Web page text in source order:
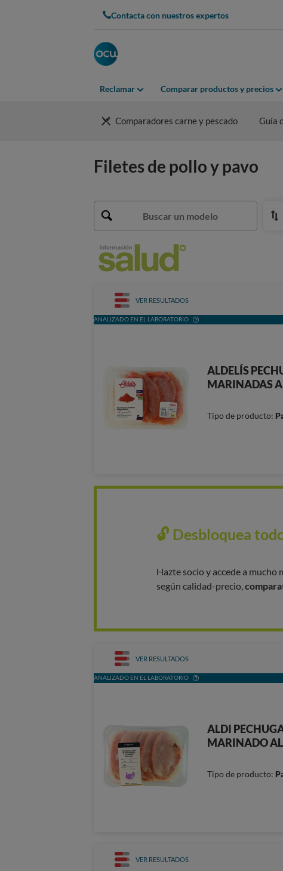
Contacta con nuestros expertos
Reclamar Comparar productos y precios
Comparadores carne y pescado Guía
Filetes de pollo y pavo
VER RESULTADOS
ANALIZADO EN EL LABORATORIO
ALDELÍS
MARINADAS
Tipo de producto:
🔓 Desbloquea
Hazte socio y accede a mucho
según calidad-precio,
VER RESULTADOS
ANALIZADO EN EL LABORATORIO
ALDI
MARINADO
Tipo de producto:
VER RESULTADOS